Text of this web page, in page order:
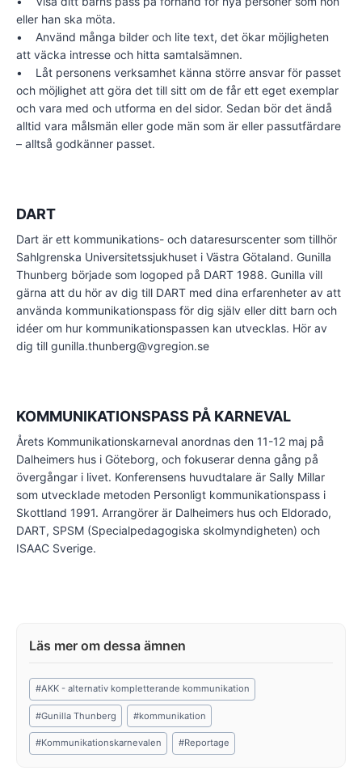
eller han ska möta.
• Använd många bilder och lite text, det ökar möjligheten
att väcka intresse och hitta samtalsämnen.
• Låt personens verksamhet känna större ansvar för passet
och möjlighet att göra det till sitt om de får ett eget exemplar
och vara med och utforma en del sidor. Sedan bör det ändå
alltid vara målsmän eller gode män som är eller passutfärdare
– alltså godkänner passet.
DART
Dart är ett kommunikations- och dataresurscenter som tillhör
Sahlgrenska Universitetssjukhuset i Västra Götaland. Gunilla
Thunberg började som logoped på DART 1988. Gunilla vill
gärna att du hör av dig till DART med dina erfarenheter av att
använda kommunikationspass för dig själv eller ditt barn och
idéer om hur kommunikationspassen kan utvecklas. Hör av
dig till gunilla.thunberg@vgregion.se
KOMMUNIKATIONSPASS PÅ KARNEVAL
Årets Kommunikationskarneval anordnas den 11-12 maj på
Dalheimers hus i Göteborg, och fokuserar denna gång på
övergångar i livet. Konferensens huvudtalare är Sally Millar
som utvecklade metoden Personligt kommunikationspass i
Skottland 1991. Arrangörer är Dalheimers hus och Eldorado,
DART, SPSM (Specialpedagogiska skolmyndigheten) och
ISAAC Sverige.
Post
Tags:
#AKK - alternativ kompletterande kommunikation
#Gunilla Thunberg #kommunikation
#Kommunikationskarnevalen #Reportage